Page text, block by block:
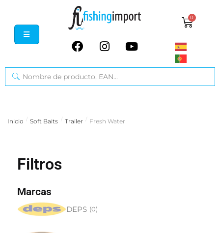
0
Inicio / Soft Baits / Trailer / Fresh Water
Filtros
Marcas
DEPS (0)